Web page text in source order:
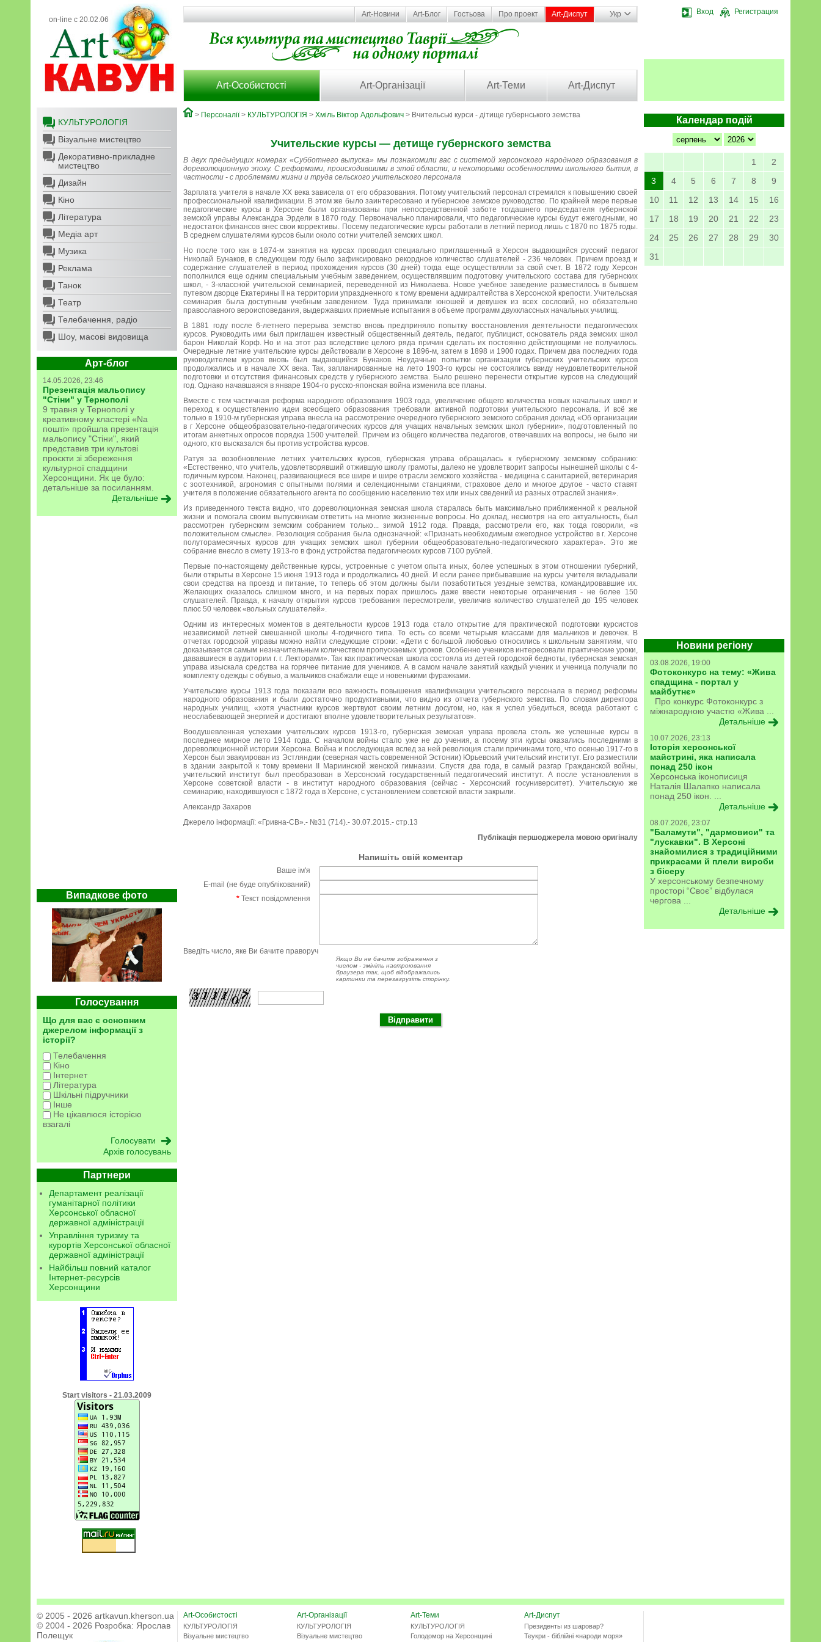
on-line с 20.02.06
Вход Регистрация
Art-Новини Art-Блог Гостьова Про проект Art-Диспут Укр
Art-Особистості Art-Організації Art-Теми Art-Диспут
КУЛЬТУРОЛОГІЯ
Візуальне мистецтво
Декоративно-прикладне
мистецтво
Дизайн
Кіно
Література
Медіа арт
Музика
Реклама
Танок
Театр
Телебачення, радіо
Шоу, масові видовища
Арт-блог
14.05.2026, 23:46
Презентація мальопису
"Стіни" у Тернополі
9 травня у Тернополі у
креативному кластері «Na
пошті» пройшла презентація
мальопису "Стіни", який
представив три культові
проєкти зі збереження
культурної спадщини
Херсонщини. Як це було:
детальніше за посиланням.
Детальніше
Випадкове фото
Голосування
Що для вас є основним
джерелом інформації з
історії?
Телебачення
Кіно
Інтернет
Література
Шкільні підручники
Інше
Не цікавлюся історією
взагалі
Архів голосувань
Партнери
Департамент реалізації
гуманітарної політики
Херсонської обласної
державної адміністрації
Управління туризму та
курортів Херсонської обласної
державної адміністрації
Найбільш повний каталог
Інтернет-ресурсів
Херсонщини
Start visitors - 21.03.2009
Календар подій
1
2
3
4 5 6 7 8
9
10
11 12 13 14 15
16
17
18 19 20 21 22
23
24
25 26 27 28 29
30
31
Новини регіону
03.08.2026, 19:00
Фотоконкурс на тему: «Жива
спадщина - портал у
майбутнє»
Про конкурс Фотоконкурс з
міжнародною участю «Жива ...
Детальніше
10.07.2026, 23:13
Історія херсонської
майстрині, яка написала
понад 250 ікон
Херсонська іконописиця
Наталія Шалапко написала
понад 250 ікон. ...
Детальніше
08.07.2026, 23:07
"Баламути", "дармовиси" та
"лускавки". В Херсоні
знайомилися з традиційними
прикрасами й плели вироби
з бісеру
У херсонському безпечному
просторі “Своє” відбулася
чергова ...
Детальніше
> Персоналії> КУЛЬТУРОЛОГІЯ > Хміль Віктор Адольфович > Вчительські курси - дітище губернського земства
Учительские курсы — детище губернского земства
В двух предыдущих номерах «Субботнего выпуска» мы познакомили вас с системой херсонского народного образования в
дореволюционную эпоху. С реформами, происходившими в этой области, и некоторыми особенностями школьного бытия, в
частности - с проблемами жизни и труда сельского учительского персонала
Зарплата учителя в начале XX века зависела от его образования. Потому учительский персонал стремился к повышению своей
профессиональной квалификации. В этом же было заинтересовано и губернское земское руководство. По крайней мере первые
педагогические курсы в Херсоне были организованы при непосредственной заботе тогдашнего председателя губернской
земской управы Александра Эрдели в 1870 году. Первоначально планировали, что педагогические курсы будут ежегодными, но
недостаток финансов внес свои коррективы. Посему педагогические курсы работали в летний период лишь с 1870 по 1875 годы.
В среднем слушателями курсов были около сотни учителей земских школ.
Но после того как в 1874-м занятия на курсах проводил специально приглашенный в Херсон выдающийся русский педагог
Николай Бунаков, в следующем году было зафиксировано рекордное количество слушателей - 236 человек. Причем проезд и
содержание слушателей в период прохождения курсов (30 дней) тогда еще осуществляли за свой счет. В 1872 году Херсон
пополнился еще одним специальным учебным заведением, осуществлявшим подготовку учительского состава для губернских
школ, - 3-классной учительской семинарией, переведенной из Николаева. Новое учебное заведение разместилось в бывшем
путевом дворце Екатерины II на территории упраздненного к тому времени адмиралтейства в Херсонской крепости. Учительская
семинария была доступным учебным заведением. Туда принимали юношей и девушек из всех сословий, но обязательно
православного вероисповедания, выдержавших приемные испытания в объеме программ двухклассных начальных училищ.
В 1881 году после 6-летнего перерыва земство вновь предприняло попытку восстановления деятельности педагогических
курсов. Руководить ими был приглашен известный общественный деятель, педагог, публицист, основатель ряда земских школ
барон Николай Корф. Но и на этот раз вследствие целого ряда причин сделать их постоянно действующими не получилось.
Очередные летние учительские курсы действовали в Херсоне в 1896-м, затем в 1898 и 1900 годах. Причем два последних года
руководителем курсов вновь был выдающийся Бунаков. Неудачные попытки организации губернских учительских курсов
продолжались и в начале XX века. Так, запланированные на лето 1903-го курсы не состоялись ввиду неудовлетворительной
подготовки и отсутствия финансовых средств у губернского земства. Было решено перенести открытие курсов на следующий
год. Однако начавшаяся в январе 1904-го русско-японская война изменила все планы.
Вместе с тем частичная реформа народного образования 1903 года, увеличение общего количества новых начальных школ и
переход к осуществлению идеи всеобщего образования требовали активной подготовки учительского персонала. И всё же
только в 1910-м губернская управа внесла на рассмотрение очередного губернского земского собрания доклад «Об организации
в г Херсоне общеобразовательно-педагогических курсов для учащих начальных земских школ губернии», подготовленный по
итогам анкетных опросов порядка 1500 учителей. Причем из общего количества педагогов, отвечавших на вопросы, не было ни
одного, кто высказался бы против устройства курсов.
Ратуя за возобновление летних учительских курсов, губернская управа обращалась к губернскому земскому собранию:
«Естественно, что учитель, удовлетворявший отжившую школу грамоты, далеко не удовлетворит запросы нынешней школы с 4-
годичным курсом. Наконец, развивающиеся все шире и шире отрасли земского хозяйства - медицина с санитарией, ветеринария
с зоотехникой, агрономия с опытными полями и селекционными станциями, страховое дело и многое другое - часто ставят
учителя в положение обязательного агента по сообщению населению тех или иных сведений из разных отраслей знания».
Из приведенного текста видно, что дореволюционная земская школа старалась быть максимально приближенной к реальной
жизни и помогала своим выпускникам ответить на многие жизненные вопросы. Но доклад, несмотря на его актуальность, был
рассмотрен губернским земским собранием только... зимой 1912 года. Правда, рассмотрели его, как тогда говорили, «в
положительном смысле». Резолюция собрания была однозначной: «Признать необходимым ежегодное устройство в г. Херсоне
полуторамесячных курсов для учащих земских школ губернии общеобразовательно-педагогического характера». Это же
собрание внесло в смету 1913-го в фонд устройства педагогических курсов 7100 рублей.
Первые по-настоящему действенные курсы, устроенные с учетом опыта иных, более успешных в этом отношении губерний,
были открыты в Херсоне 15 июня 1913 года и продолжались 40 дней. И если ранее прибывавшие на курсы учителя вкладывали
свои средства на проезд и питание, то теперь об этом должны были позаботиться уездные земства, командировавшие их.
Желающих оказалось слишком много, и на первых порах пришлось даже ввести некоторые ограничения - не более 150
слушателей. Правда, к началу открытия курсов требования пересмотрели, увеличив количество слушателей до 195 человек
плюс 50 человек «вольных слушателей».
Одним из интересных моментов в деятельности курсов 1913 года стало открытие для практической подготовки курсистов
независимой летней смешанной школы 4-годичного типа. То есть со всеми четырьмя классами для мальчиков и девочек. В
отчетах городской управы можно найти следующие строки: «Дети с большой любовью относились к школьным занятиям, что
доказывается самым незначительным количеством пропускаемых уроков. Особенно учеников интересовали практические уроки,
дававшиеся в аудитории г. г. Лекторами». Так как практическая школа состояла из детей городской бедноты, губернская земская
управа изыскала средства на горячее питание для учеников. А в самом начале занятий каждый ученик и ученица получали по
комплекту одежды с обувью, а мальчиков снабжали еще и новенькими фуражками.
Учительские курсы 1913 года показали всю важность повышения квалификации учительского персонала в период реформы
народного образования и были достаточно продуктивными, что видно из отчета губернского земства. По словам директора
народных училищ, «хотя участники курсов жертвуют своим летним досугом, но, как я успел убедиться, всегда работают с
неослабевающей энергией и достигают вполне удовлетворительных результатов».
Воодушевленная успехами учительских курсов 1913-го, губернская земская управа провела столь же успешные курсы в
последнее мирное лето 1914 года. С началом войны стало уже не до учения, а посему эти курсы оказались последними в
дореволюционной истории Херсона. Война и последующая вслед за ней революция стали причинами того, что осенью 1917-го в
Херсон был эвакуирован из Эстляндии (северная часть современной Эстонии) Юрьевский учительский институт. Его разместили
в здании закрытой к тому времени II Мариинской женской гимназии. Спустя два года, в самый разгар Гражданской войны,
учительский институт был преобразован в Херсонский государственный педагогический институт. А после установления в
Херсоне советской власти - в институт народного образования (сейчас - Херсонский госуниверситет). Учительскую же
семинарию, находившуюся с 1872 года в Херсоне, с установлением советской власти закрыли.
Александр Захаров
Джерело інформації: «Гривна-СВ».- №31 (714).- 30.07.2015.- стр.13
Публікація першоджерела мовою оригіналу
Напишіть свій коментар
Ваше ім'я
E-mail (не буде опублікований)
* Текст повідомлення
Введіть число, яке Ви бачите праворуч
Якщо Ви не бачите зображення з
числом - змініть настроювання
браузера так, щоб відображались
картинки та перезагрузіть сторінку.
© 2005 - 2026 artkavun.kherson.ua
© 2004 - 2026 Розробка: Ярослав
Полещук
Art-Особистості
КУЛЬТУРОЛОГІЯ
Візуальне мистецтво
Art-Організації
КУЛЬТУРОЛОГІЯ
Візуальне мистецтво
Art-Теми
КУЛЬТУРОЛОГІЯ
Голодомор на Херсонщині
Art-Диспут
Президенты из шаровар?
Теукри - біблійні «народи моря»